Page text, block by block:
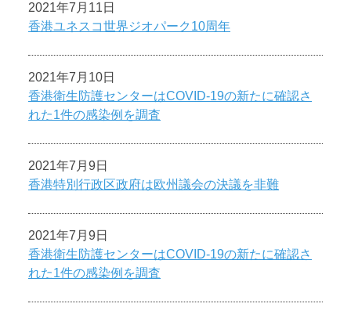
2021年7月11日
香港ユネスコ世界ジオパーク10周年
2021年7月10日
香港衛生防護センターはCOVID-19の新たに確認さ
れた1件の感染例を調査
2021年7月9日
香港特別行政区政府は欧州議会の決議を非難
2021年7月9日
香港衛生防護センターはCOVID-19の新たに確認さ
れた1件の感染例を調査